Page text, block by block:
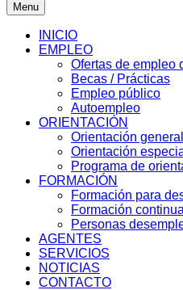
Menu
INICIO
EMPLEO
Ofertas de empleo
Becas / Prácticas
Empleo público
Autoempleo
ORIENTACIÓN
Orientación general
Orientación
Programa de
FORMACIÓN
Formación para
Formación
Personas
AGENTES
SERVICIOS
NOTICIAS
CONTACTO